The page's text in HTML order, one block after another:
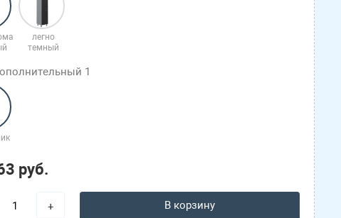
легно
темный
1
руб.
+ В корзину